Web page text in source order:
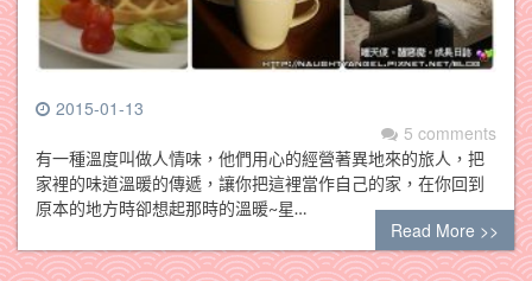
2015-01-13
5 comments
有一種溫度叫做人情味，他們用心的經營著異地來的旅人，把
家裡的味道溫暖的傳遞，讓你把這裡當作自己的家，在你回到
原本的地方時卻想起那時的溫暖~星…
Read More >>